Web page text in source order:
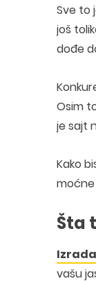
Sve to
još
dođe
Osim
je sajt
Kako
Šta
vašu